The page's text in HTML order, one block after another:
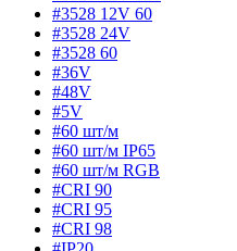
#3528 12V 60
#3528 24V
#3528 60
#36V
#48V
#5V
#60 шт/м
#60 шт/м IP65
#60 шт/м RGB
#CRI 90
#CRI 95
#CRI 98